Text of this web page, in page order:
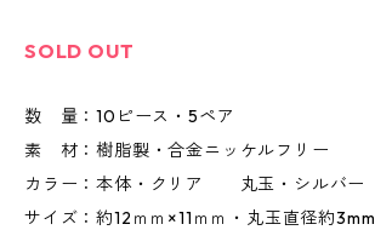
SOLD OUT
数 量：10ピース・5ペア
素 材：樹脂製・合金ニッケルフリー
カラー：本体・クリア 丸玉・シルバー
サイズ：約12ｍｍ×11ｍｍ・丸玉直径約3mm